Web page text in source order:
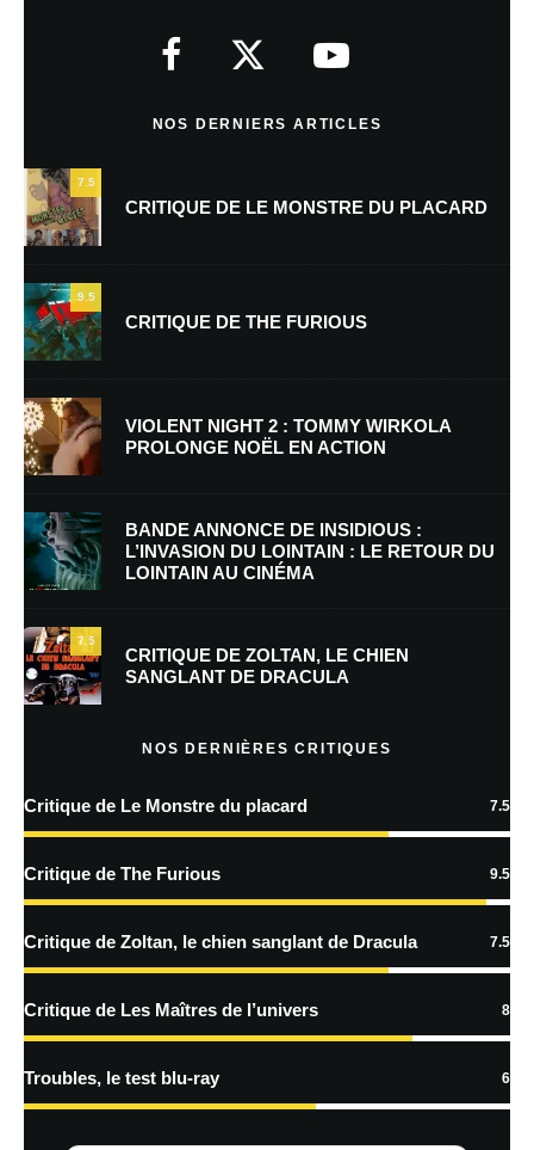
Nom*
E-mail *
Enregistrer mon nom, mon e-mail et mon site dans le navigateur pour
mon prochain commentaire.
plus sur la façon dont les données de vos commentaires sont
NOS DERNIERS ARTICLES
7.5
CRITIQUE DE LE MONSTRE DU PLACARD
9.5
CRITIQUE DE THE FURIOUS
VIOLENT NIGHT 2 : TOMMY WIRKOLA
PROLONGE NOËL EN ACTION
BANDE ANNONCE DE INSIDIOUS :
L’INVASION DU LOINTAIN : LE RETOUR DU
LOINTAIN AU CINÉMA
7.5
CRITIQUE DE ZOLTAN, LE CHIEN
SANGLANT DE DRACULA
NOS DERNIÈRES CRITIQUES
Critique de Le Monstre du placard 7.5
Critique de The Furious 9.5
Critique de Zoltan, le chien sanglant de Dracula 7.5
Critique de Les Maîtres de l’univers 8
Troubles, le test blu-ray 6